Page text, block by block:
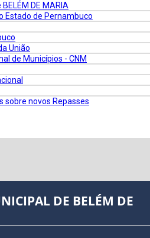
DE MARIA
Estado de Pernambuco
União
de Municípios - CNM
sobre novos Repasses
DE BELÉM DE